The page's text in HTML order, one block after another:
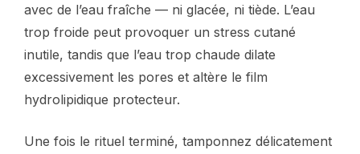
avec de l’eau fraîche — ni glacée, ni tiède. L’eau
trop froide peut provoquer un stress cutané
inutile, tandis que l’eau trop chaude dilate
excessivement les pores et altère le film
hydrolipidique protecteur.
Une fois le rituel terminé, tamponnez délicatement